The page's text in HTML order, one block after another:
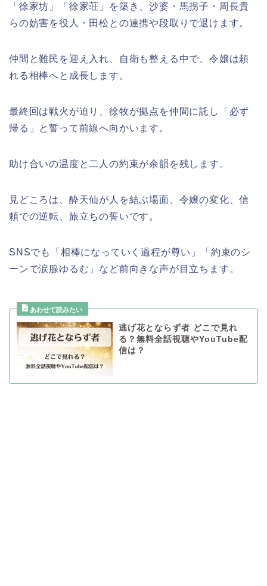
「徐家坊」「徐家荘」を築き、沙婆・馬拐子・周長貴
らの妨害を役人・田松との連携や段取りで退けます。
仲間と難民を迎え入れ、自衛も整える中で、令嬢は頼
れる相棒へと成長します。
最終回は戦火が迫り、徐牧が拠点を仲間に託し「必ず
帰る」と誓って前線へ向かいます。
助け合いの温度と二人の約束が余韻を残します。
見どころは、酔天仙が人を結ぶ場面、令嬢の変化、信
頼での逆転、旅立ちの誓いです。
SNSでも「相棒になっていく過程が尊い」「約束のシ
ーンで涙腺ゆるむ」など前向きな声が目立ちます。
逃げ花とならず者 どこで見れ
る？無料全話視聴やYouTube配
信は？